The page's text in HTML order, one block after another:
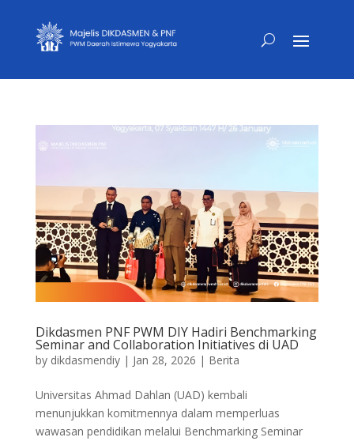
Dikdasmen PNF PWM DIY Hadiri Benchmarking
Seminar and Collaboration Initiatives di UAD
by dikdasmendiy| Jan 28, 2026 | Berita
Universitas Ahmad Dahlan (UAD) kembali
menunjukkan komitmennya dalam memperluas
wawasan pendidikan melalui Benchmarking Seminar